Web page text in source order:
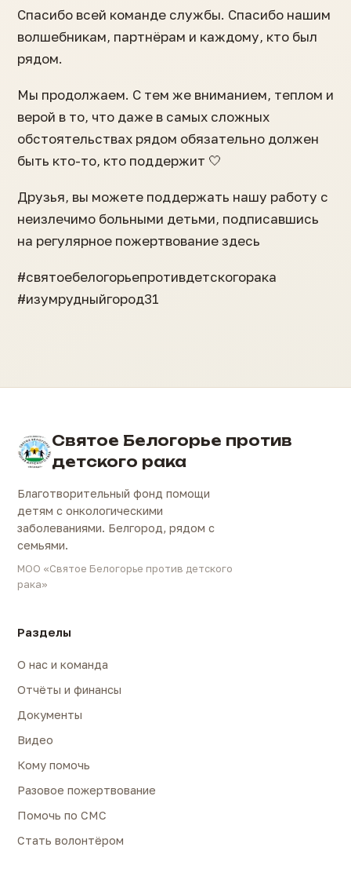
Спасибо всей команде службы. Спасибо нашим
волшебникам, партнёрам и каждому, кто был
рядом.
Мы продолжаем. С тем же вниманием, теплом и
верой в то, что даже в самых сложных
обстоятельствах рядом обязательно должен
быть кто-то, кто поддержит 🤍
Друзья, вы можете поддержать нашу работу с
неизлечимо больными детьми, подписавшись
на регулярное пожертвование здесь
#святоебелогорьепротивдетскогорака
#изумрудныйгород31
Святое Белогорье против
детского рака
Благотворительный фонд помощи
детям с онкологическими
заболеваниями. Белгород, рядом с
семьями.
МОО «Святое Белогорье против детского
рака»
Разделы
О нас и команда
Отчёты и финансы
Документы
Видео
Кому помочь
Разовое пожертвование
Помочь по СМС
Стать волонтёром